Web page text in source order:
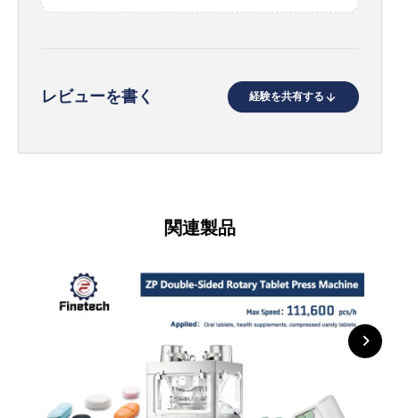
レビューを書く 経験を共有する
関連製品